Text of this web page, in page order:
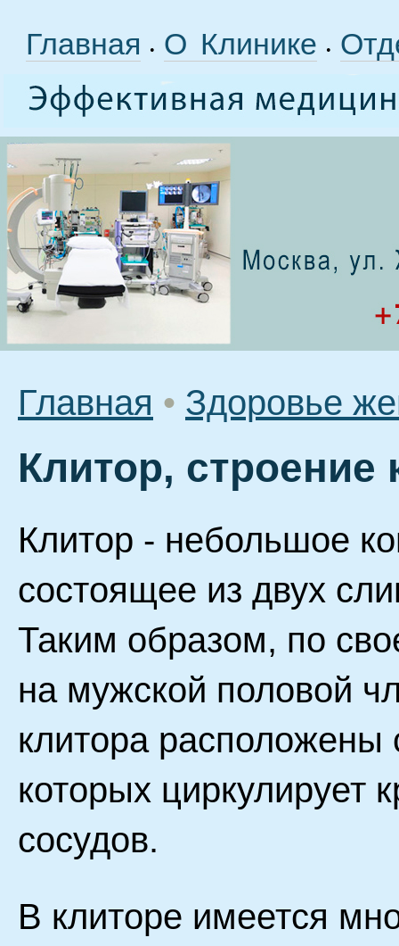
Главная • О Клинике •
Главная • Здоровье
Клитор, строение
Клитор - небольшое
состоящее из двух
Таким образом, по
на мужской половой
клитора
которых циркулирует
сосудов.
В клиторе имеется